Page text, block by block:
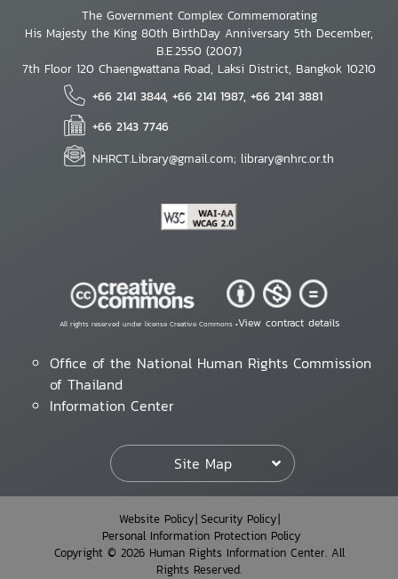
The Government Complex Commemorating
His Majesty the King 80th BirthDay Anniversary 5th December,
B.E.2550 (2007)
7th Floor 120 Chaengwattana Road, Laksi District, Bangkok 10210
+66 2141 3844, +66 2141 1987, +66 2141 3881
+66 2143 7746
NHRCT.Library@gmail.com; library@nhrc.or.th
All rights reserved under license Creative Commons •View contract details
Office of the National Human Rights Commission
of Thailand
Information Center
Site Map
Website Policy Security Policy
Personal Information Protection Policy
Copyright © 2026 Human Rights Information Center. All
Rights Reserved.